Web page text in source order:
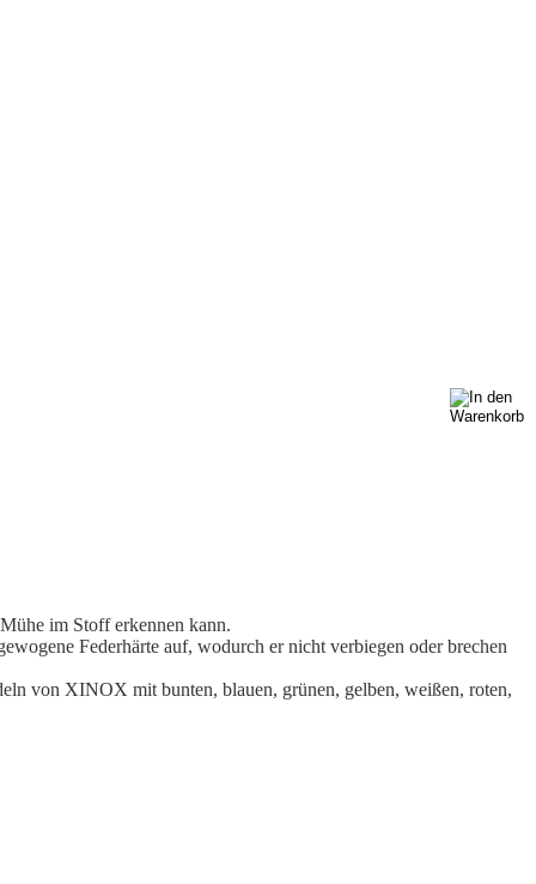
im Stoff erkennen kann.
Federhärte auf, wodurch er nicht verbiegen oder brechen
von XINOX mit bunten, blauen, grünen, gelben, weißen, roten,